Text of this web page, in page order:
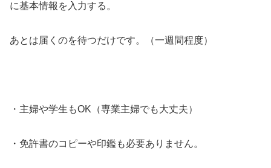
に基本情報を入力する。
あとは届くのを待つだけです。（一週間程度）
・主婦や学生もOK（専業主婦でも大丈夫）
・免許書のコピーや印鑑も必要ありません。